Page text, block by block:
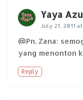
Yaya
July 21, 2011 at
@Pn. Zana:
yang menonton
Reply